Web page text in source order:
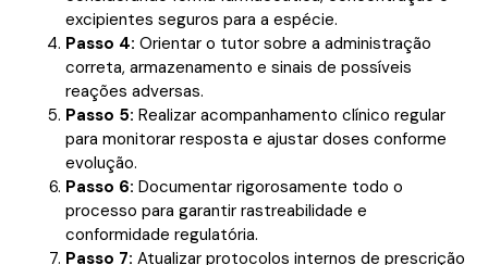
excipientes seguros para a espécie.
Passo 4: Orientar o tutor sobre a administração
correta, armazenamento e sinais de possíveis
reações adversas.
Passo 5: Realizar acompanhamento clínico regular
para monitorar resposta e ajustar doses conforme
evolução.
Passo 6: Documentar rigorosamente todo o
processo para garantir rastreabilidade e
conformidade regulatória.
Passo 7: Atualizar protocolos internos de prescrição